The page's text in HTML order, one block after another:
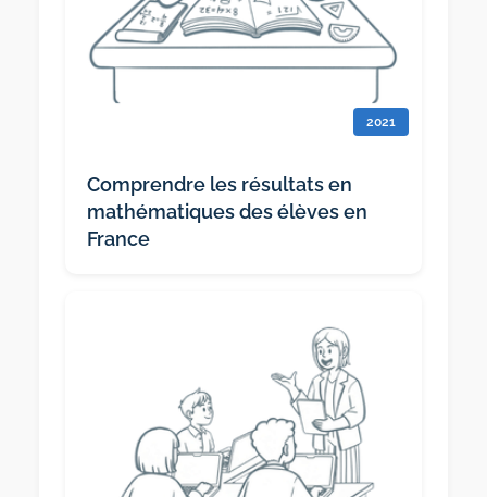
2021
Comprendre les résultats en
mathématiques des élèves en
France